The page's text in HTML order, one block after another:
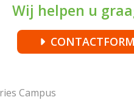
Wij helpen u
Campus